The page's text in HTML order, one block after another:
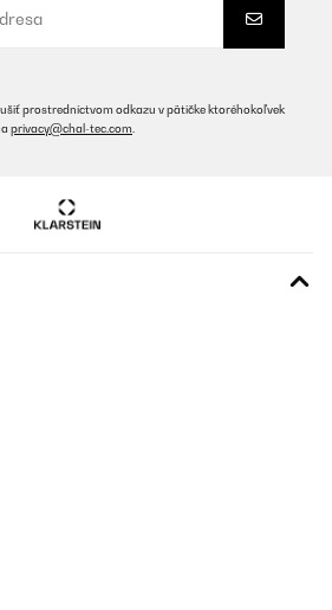
prostredníctvom odkazu v pätičke ktoréhokoľvek
privacy@chal-tec.com